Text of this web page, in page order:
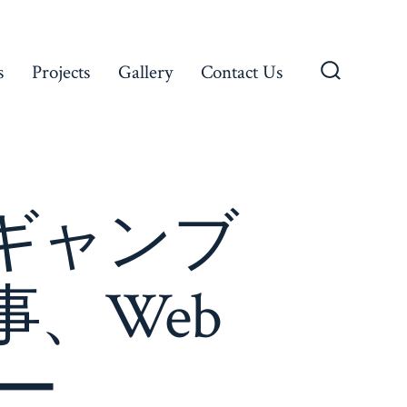
Projects Gallery Contact Us
ャンブ
、Web